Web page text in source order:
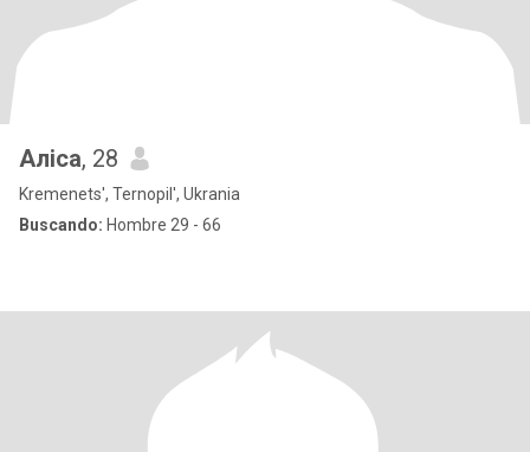
Аліса, 28
Kremenets', Ternopil', Ukrania
Buscando: Hombre 29 - 66